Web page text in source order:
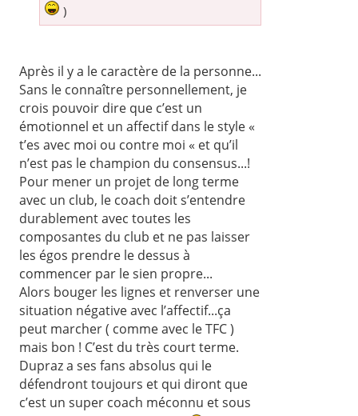
)
Après il y a le caractère de la personne...
Sans le connaître personnellement, je
crois pouvoir dire que c’est un
émotionnel et un affectif dans le style «
t’es avec moi ou contre moi « et qu’il
n’est pas le champion du consensus...!
Pour mener un projet de long terme
avec un club, le coach doit s’entendre
durablement avec toutes les
composantes du club et ne pas laisser
les égos prendre le dessus à
commencer par le sien propre...
Alors bouger les lignes et renverser une
situation négative avec l’affectif...ça
peut marcher ( comme avec le TFC )
mais bon ! C’est du très court terme.
Dupraz a ses fans absolus qui le
défendront toujours et qui diront que
c’est un super coach méconnu et sous